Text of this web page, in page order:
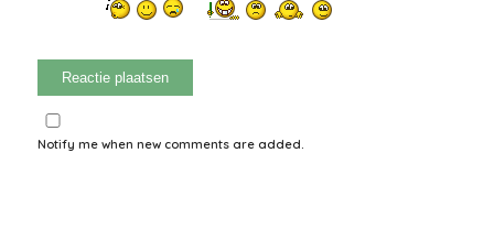
Notify me when new comments are added.